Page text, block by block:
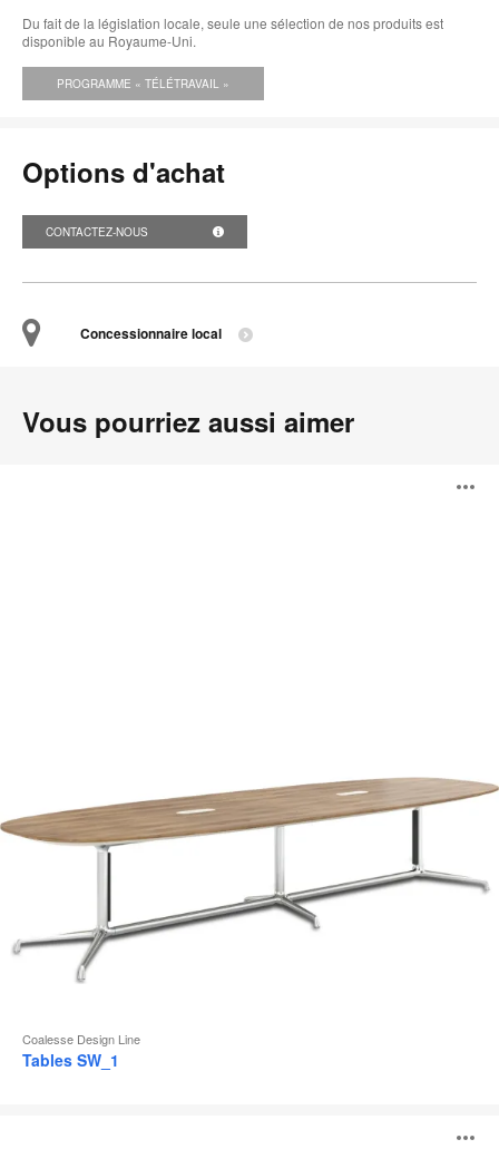
Du fait de la législation locale, seule une sélection de nos produits est
disponible au Royaume-Uni.
PROGRAMME « TÉLÉTRAVAIL »
Options d'achat
CONTACTEZ-NOUS
Concessionnaire local
Vous pourriez aussi aimer
Coalesse Design Line
Tables SW_1